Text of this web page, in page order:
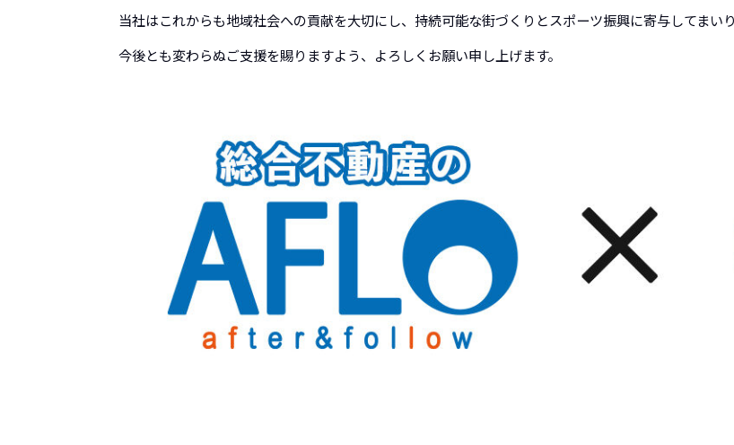
当社はこれからも地域社会への貢献を大切にし、持続可能な街づくりとスポーツ振興に寄与してまいり
今後とも変わらぬご支援を賜りますよう、よろしくお願い申し上げます。